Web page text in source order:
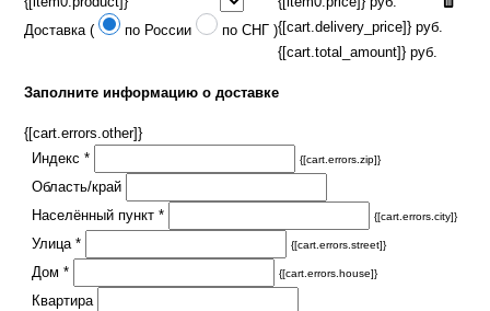
Доставка (
по России по СНГ ){[cart.delivery_price]} руб.
{[cart.total_amount]} руб.
Заполните информацию о доставке
{[cart.errors.other]}
Индекс *
{[cart.errors.zip]}
Область/край
Населённый пункт *
{[cart.errors.city]}
Улица * {[cart.errors.street]}
Дом * {[cart.errors.house]}
Квартира